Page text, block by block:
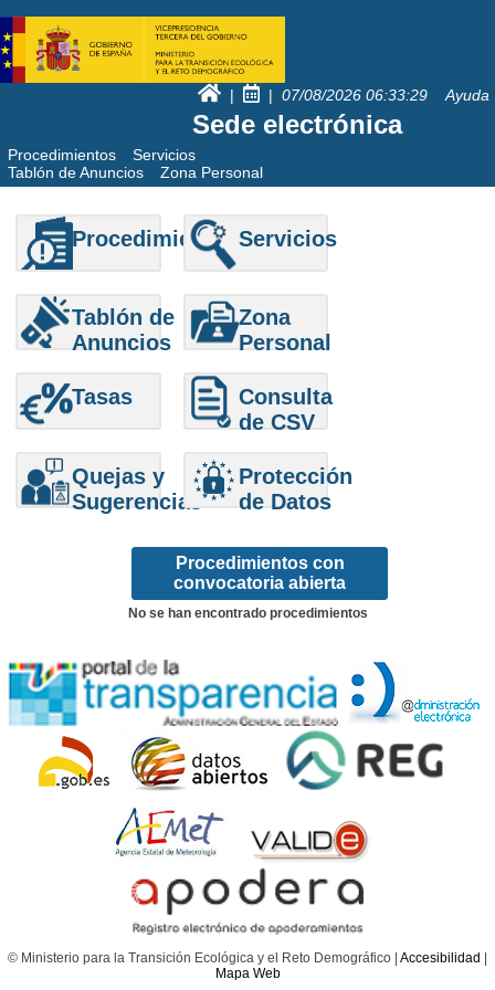
| | 07/08/2026 06:33:29 Ayuda
Sede electrónica
Procedimientos
Servicios
Tablón de Anuncios
Zona Personal
Procedimientos Servicios
Tablón de
Anuncios
Zona
Personal
Tasas
Consulta
de CSV
Quejas y
Sugerencias
Protección
de Datos
Procedimientos con
convocatoria abierta
No se han encontrado procedimientos
© Ministerio para la Transición Ecológica y el Reto Demográfico | Accesibilidad
Mapa Web